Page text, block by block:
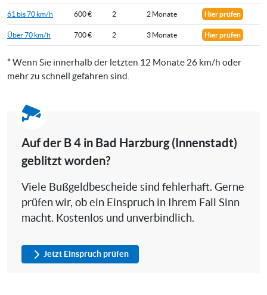
61 bis 70 km/h 600 € 2 2 Monate Hier prüfen
Über 70 km/h 700 € 2 3 Monate Hier prüfen
* Wenn Sie innerhalb der letzten 12 Monate 26 km/h oder
mehr zu schnell gefahren sind.
Auf der B 4 in Bad Harzburg (Innenstadt)
geblitzt worden?
Viele Bußgeldbescheide sind fehlerhaft. Gerne
prüfen wir, ob ein Einspruch in Ihrem Fall Sinn
macht. Kostenlos und unverbindlich.
Jetzt Einspruch prüfen